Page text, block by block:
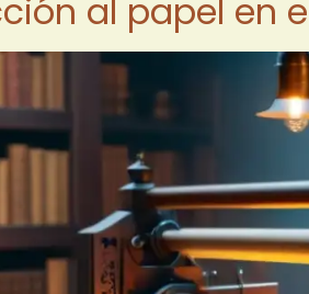
al papel en